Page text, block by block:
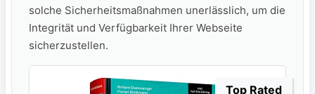
solche Sicherheitsmaßnahmen unerlässlich, um die
Integrität und Verfügbarkeit Ihrer Webseite
sicherzustellen.
Top Rated